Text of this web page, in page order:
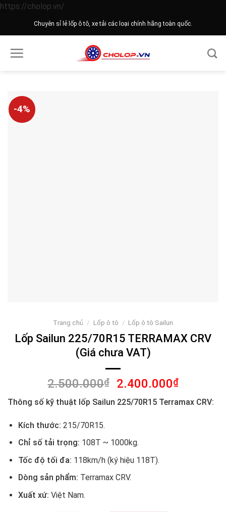
https://cholop.vn/
to
Chuyên sỉ lẻ lốp ô tô, xe tải các loại chính hãng toàn quốc.
-4%
Trang chủ / Lốp ô tô / Lốp ô tô Sailun
Lốp Sailun 225/70R15 TERRAMAX CRV
(Giá chưa VAT)
2.500.000₫
Giá
gốc
là:
2.400.000₫Giá
hiện
tại
Thông số kỹ thuật lốp Sailun 225/70R15 Terramax CRV:
Kích thước: 215/70R15.
Chỉ số tải trọng: 108T ~ 1000kg.
Tốc độ tối đa: 118km/h (ký hiệu 118T).
Dòng sản phẩm: Terramax CRV.
Xuất xứ: Việt Nam.